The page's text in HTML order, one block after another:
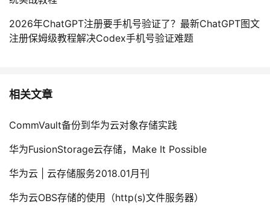
2026年ChatGPT注册要手机号验证了？最新ChatGPT图文
注册保姆级教程解决Codex手机号验证难题
相关文章
CommVault备份到华为云对象存储实践
华为FusionStorage云存储，Make It Possible
华为云 | 云存储服务2018.01月刊
华为云OBS存储的使用（http(s)文件服务器）